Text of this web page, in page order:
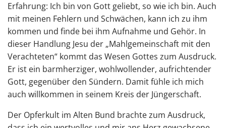
Erfahrung: Ich bin von Gott geliebt, so wie ich bin. Auch
mit meinen Fehlern und Schwächen, kann ich zu ihm
kommen und finde bei ihm Aufnahme und Gehör. In
dieser Handlung Jesu der „Mahlgemeinschaft mit den
Verachteten“ kommt das Wesen Gottes zum Ausdruck.
Er ist ein barmherziger, wohlwollender, aufrichtender
Gott, gegenüber den Sündern. Damit fühle ich mich
auch willkommen in seinem Kreis der Jüngerschaft.
Der Opferkult im Alten Bund brachte zum Ausdruck,